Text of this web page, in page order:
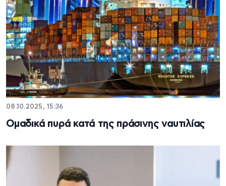
08.10.2025, 15:36
Ομαδικά πυρά κατά της πράσινης ναυτιλίας